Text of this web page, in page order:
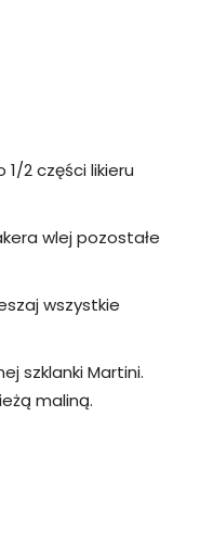
1/2 części likieru
wlej pozostałe
wszystkie
szklanki Martini.
maliną.